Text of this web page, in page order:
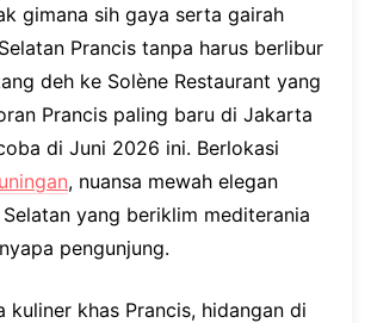
gimana sih gaya serta gairah
Prancis tanpa harus berlibur
deh ke Solène Restaurant yang
Prancis paling baru di Jakarta
di Juni 2026 ini. Berlokasi
, nuansa mewah elegan
yang beriklim mediterania
pengunjung.
kuliner khas Prancis, hidangan di